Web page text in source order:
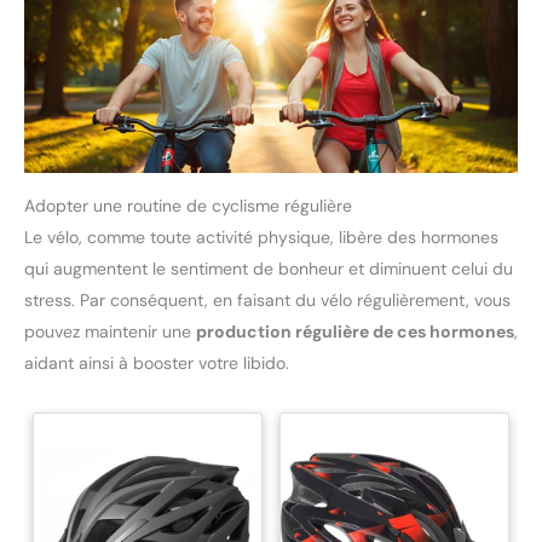
Adopter une routine de cyclisme régulière
Le vélo, comme toute activité physique, libère des hormones
qui augmentent le sentiment de bonheur et diminuent celui du
stress. Par conséquent, en faisant du vélo régulièrement, vous
pouvez maintenir une production régulière de ces hormones,
aidant ainsi à booster votre libido.